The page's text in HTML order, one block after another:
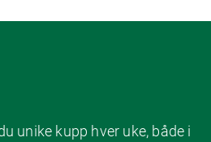
unike kupp hver uke, både i